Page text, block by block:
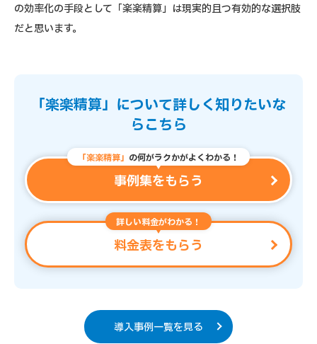
の効率化の手段として「楽楽精算」は現実的且つ有効的な選択肢
だと思います。
「楽楽精算」について詳しく知りたいな
らこちら
「楽楽精算」 の何がラクかがよくわかる！
事例集をもらう
詳しい料金がわかる！
料金表をもらう
導入事例一覧を見る